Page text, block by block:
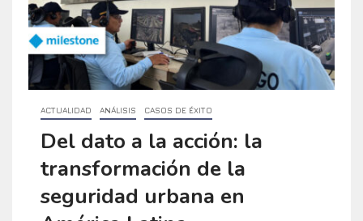
ACTUALIDAD ANÁLISIS CASOS DE ÉXITO
Del dato a la acción: la
transformación de la
seguridad urbana en